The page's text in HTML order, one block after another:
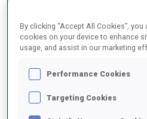
79
À PROPOS
By clicking “Accept All Cookies”,
cookies on your device to enhance
usage, and assist in our marketing
Performance Cookies
Targeting Cookies